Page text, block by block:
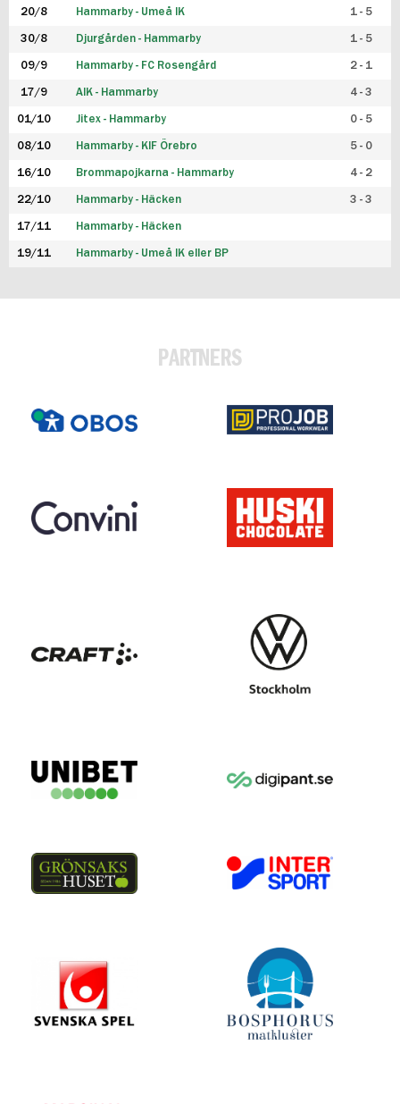
20/8 Hammarby - Umeå IK 1 - 5
30/8 Djurgården - Hammarby 1 - 5
09/9 Hammarby - FC Rosengård 2 - 1
17/9 AIK - Hammarby 4 - 3
01/10 Jitex - Hammarby 0 - 5
08/10 Hammarby - KIF Örebro 5 - 0
16/10 Brommapojkarna - Hammarby 4 - 2
22/10 Hammarby - Häcken 3 - 3
17/11 Hammarby - Häcken
19/11 Hammarby - Umeå IK eller BP
PARTNERS